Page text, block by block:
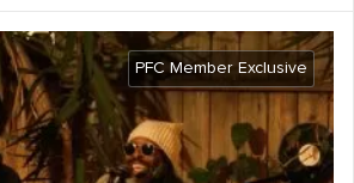
PFC Member Exclusive